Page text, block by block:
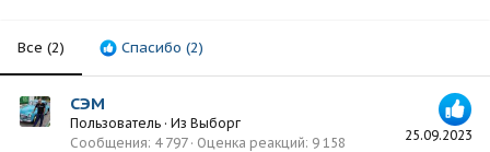
Все (2) Спасибо (2)
25.09.2023
СЭМ
Пользователь · Из Выборг
Сообщения 4 797 Оценка реакций 9 158